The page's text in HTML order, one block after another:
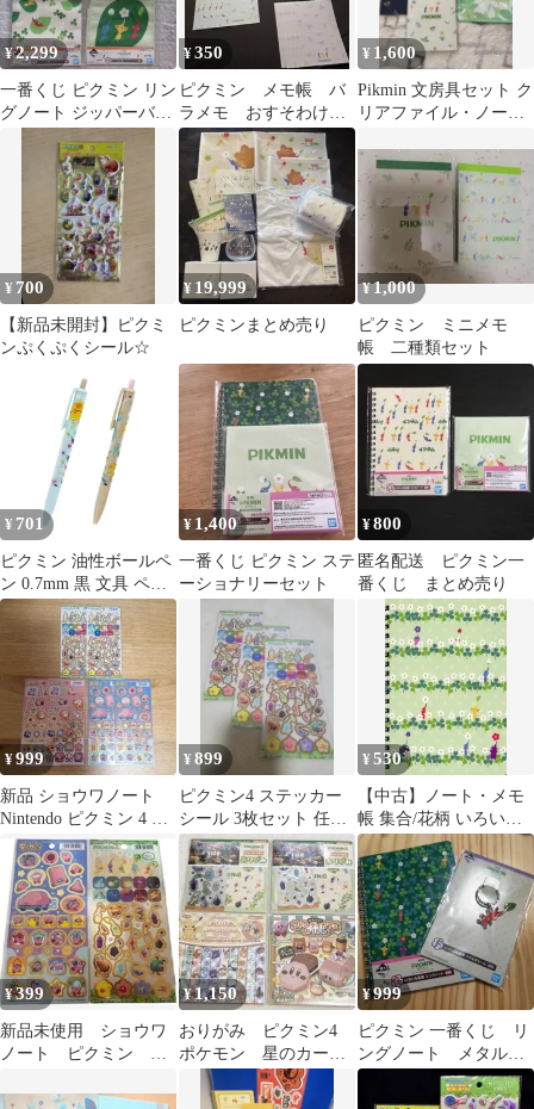
¥2,299
一番くじ ピクミン リン
グノート ジッパーバッ
¥350
ピクミン メモ帳 バ
ラメモ おすそわけ 7
種類 各5枚 35枚 一
番くじ
¥ 1,600
Pikmin 文房具セット ク
リアファイル・ノー
¥ 700
【新品未開封】ピクミ
ンぷくぷくシール☆
¥ 19,999
ピクミンまとめ売り
¥1,000
ピクミン ミニメモ
帳 二種類セット
¥ 701
ピクミン 油性ボールペ
ン 0.7mm 黒 文具 ペン
ボールペン 筆記用具 日
本製 ピクミンステーシ
ョナリー PIKUMIN
¥ 1,400
一番くじ ピクミン ステ
ーショナリーセット
¥800
匿名配送 ピクミン一
番くじ まとめ売り
¥999
新品 ショウワノート
Nintendo ピクミン 4 星
のカービィ 箔押しシー
ル
¥899
ピクミン4 ステッカー
シール 3枚セット 任天
堂 Switch ショウワノー
ト
¥530
【中古】ノート・メモ
帳 集合/花柄 いろいろ
記録 リングノート 「一
番くじ ピクミン ～ピク
ミンがいっぱいコレク
ション～」 G賞
¥399
新品未使用 ショウワ
ノート ピクミン カ
ル２種セット
¥1,150
おりがみ ピクミン4
ポケモン 星のカービ
ィ ショウワノート
¥999
ピクミン 一番くじ リ
ングノート メタルチ
ャーム 2個セット